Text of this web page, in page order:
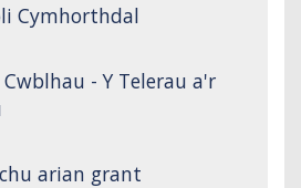
Cymhorthdal
- Y Telerau a'r
arian grant